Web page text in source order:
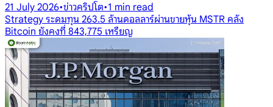
21 July 2026•ข่าวคริปโต•1 min read
Strategy ระดมทุน 263.5 ล้านดอลลาร์ผ่านขายหุ้น MSTR คลัง
Bitcoin ยังคงที่ 843,775 เหรียญ